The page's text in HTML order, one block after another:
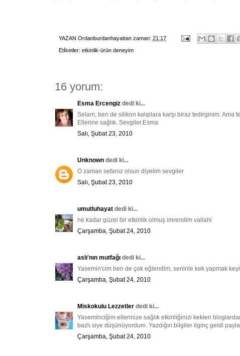
YAZAN Ordanburdanhayattan zaman: 21:17
Etİketler: etkinlik-ürün deneyim
16 yorum:
Esma Ercengiz dedi ki...
Selam, ben de silikon kalıplara karşı biraz tedirginim. Ama
Ellerine sağlık. Sevgiler.Esma
Salı, Şubat 23, 2010
Unknown dedi ki...
O zaman sefanız olsun diyelim sevgiler
Salı, Şubat 23, 2010
umutluhayat dedi ki...
ne kadar güzel bir etkinlik olmuş imrendim vallahi
Çarşamba, Şubat 24, 2010
aslı'nın mutfağı dedi ki...
Yasemin'cim ben de çok eğlendim, seninle kek yapmak
Çarşamba, Şubat 24, 2010
Miskokulu Lezzetler dedi ki...
Yaseminciğim ellerinize sağlık etkinliğinizi kekleri
bazlı siye düşünüyordum. Yazdığın bilgiler ilginç geldi
Çarşamba, Şubat 24, 2010